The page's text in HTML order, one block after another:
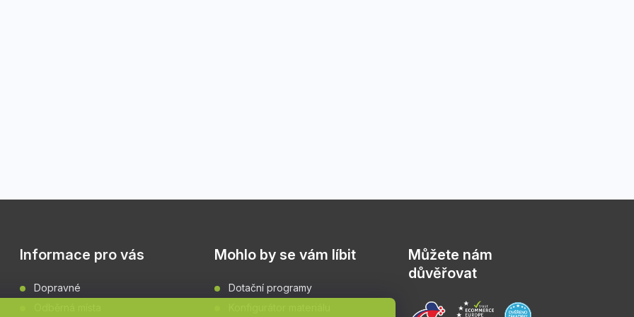
Informace pro vás
Dopravné
Mohlo by se vám líbit
Dotační programy
Můžete nám
důvěřovat